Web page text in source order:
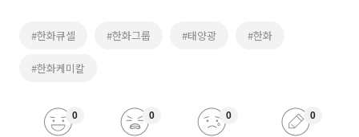
#한화큐셀 #한화그룹 #태양광 #한화
#한화케미칼
0 0 0 0